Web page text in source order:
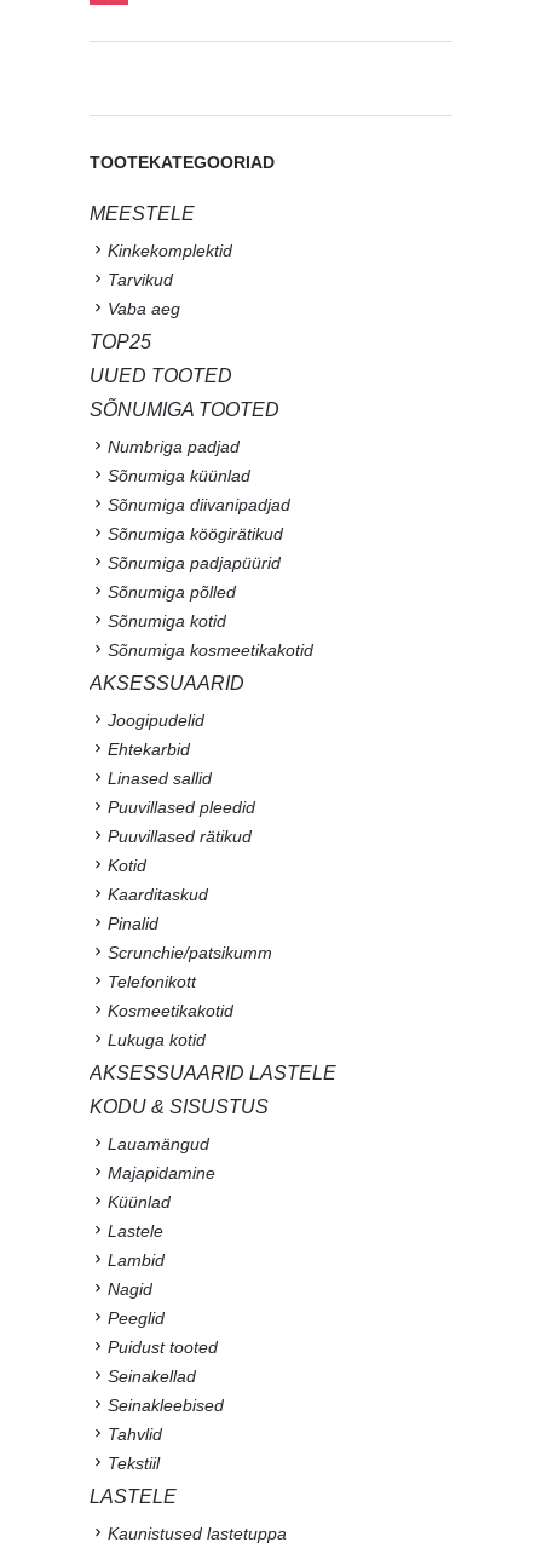
TOOTEKATEGOORIAD
MEESTELE
Kinkekomplektid
Tarvikud
Vaba aeg
TOP25
UUED TOOTED
SÕNUMIGA TOOTED
Numbriga padjad
Sõnumiga küünlad
Sõnumiga diivanipadjad
Sõnumiga köögirätikud
Sõnumiga padjapüürid
Sõnumiga põlled
Sõnumiga kotid
Sõnumiga kosmeetikakotid
AKSESSUAARID
Joogipudelid
Ehtekarbid
Linased sallid
Puuvillased pleedid
Puuvillased rätikud
Kotid
Kaarditaskud
Pinalid
Scrunchie/patsikumm
Telefonikott
Kosmeetikakotid
Lukuga kotid
AKSESSUAARID LASTELE
KODU & SISUSTUS
Lauamängud
Majapidamine
Küünlad
Lastele
Lambid
Nagid
Peeglid
Puidust tooted
Seinakellad
Seinakleebised
Tahvlid
Tekstiil
LASTELE
Kaunistused lastetuppa